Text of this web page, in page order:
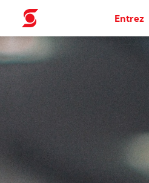
Entrez